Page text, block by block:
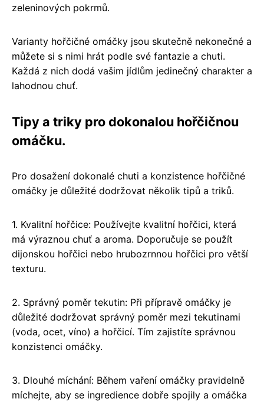
zeleninových pokrmů.
Varianty hořčičné omáčky jsou skutečně nekonečné a
můžete si s nimi hrát podle své fantazie a chuti.
Každá z nich dodá vašim jídlům jedinečný charakter a
lahodnou chuť.
Tipy a triky pro dokonalou hořčičnou
omáčku.
Pro dosažení dokonalé chuti a konzistence hořčičné
omáčky je důležité dodržovat několik tipů a triků.
1. Kvalitní hořčice: Používejte kvalitní hořčici, která
má výraznou chuť a aroma. Doporučuje se použít
dijonskou hořčici nebo hrubozrnnou hořčici pro větší
texturu.
2. Správný poměr tekutin: Při přípravě omáčky je
důležité dodržovat správný poměr mezi tekutinami
(voda, ocet, víno) a hořčicí. Tím zajistíte správnou
konzistenci omáčky.
3. Dlouhé míchání: Během vaření omáčky pravidelně
míchejte, aby se ingredience dobře spojily a omáčka